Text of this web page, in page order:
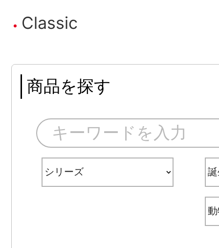
Classic
商品を探す